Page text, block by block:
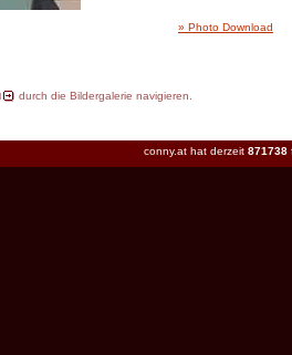
» Photo Download
durch die Bildergalerie navigieren.
conny.at hat derzeit 871738